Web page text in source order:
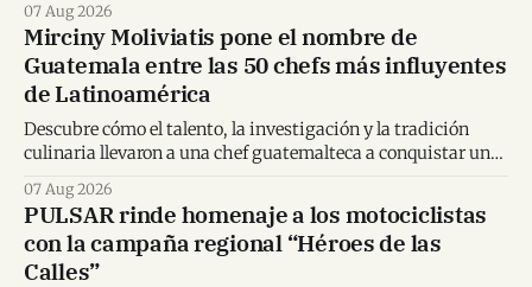
07 Aug 2026
Mirciny Moliviatis pone el nombre de
Guatemala entre las 50 chefs más influyentes
de Latinoamérica
Descubre cómo el talento, la investigación y la tradición
culinaria llevaron a una chef guatemalteca a conquistar un
07 Aug 2026
PULSAR rinde homenaje a los motociclistas
con la campaña regional “Héroes de las
Calles”